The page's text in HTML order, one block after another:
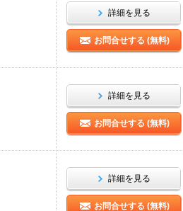
詳細を見る
お問合せする (無料)
詳細を見る
お問合せする (無料)
詳細を見る
お問合せする (無料)